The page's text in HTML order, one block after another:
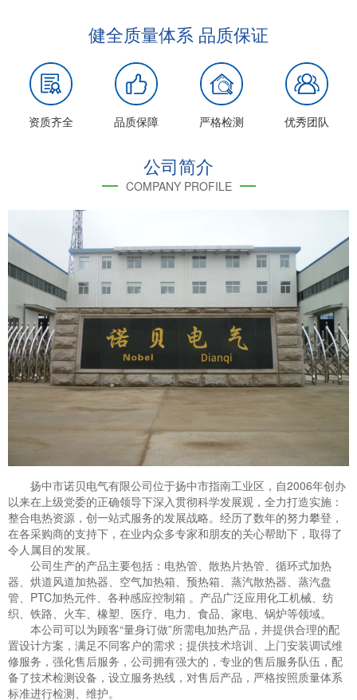
健全质量体系 品质保证
资质齐全 品质保障 严格检测 优秀团队
公司简介
COMPANY PROFILE
扬中市诺贝电气有限公司位于扬中市指南工业区，自2006年创办
以来在上级党委的正确领导下深入贯彻科学发展观，全力打造实施：
整合电热资源，创一站式服务的发展战略。经历了数年的努力攀登，
在各采购商的支持下，在业内众多专家和朋友的关心帮助下，取得了
令人属目的发展。
公司生产的产品主要包括：电热管、散热片热管、循环式加热
器、烘道风道加热器、空气加热箱、预热箱、蒸汽散热器、蒸汽盘
管、PTC加热元件、各种感应控制箱 。产品广泛应用化工机械、纺
织、铁路、火车、橡塑、医疗、电力、食品、家电、锅炉等领域。
本公司可以为顾客“量身订做”所需电加热产品，并提供合理的配
置设计方案，满足不同客户的需求；提供技术培训、上门安装调试维
修服务，强化售后服务，公司拥有强大的，专业的售后服务队伍，配
备了技术检测设备，设立服务热线，对售后产品，严格按照质量体系
标准进行检测、维护。